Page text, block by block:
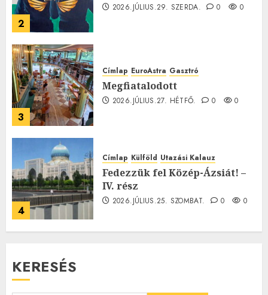
2
2026.JÚLIUS.29. SZERDA. 0 0
3
Címlap EuroAstra Gasztró
Megfiatalodott
2026.JÚLIUS.27. HÉTFŐ. 0 0
4
Címlap Külföld Utazási Kalauz
Fedezzük fel Közép-Ázsiát! –
IV. rész
2026.JÚLIUS.25. SZOMBAT. 0 0
KERESÉS